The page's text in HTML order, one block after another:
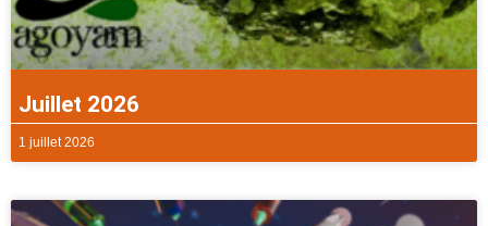
Juillet 2026
1 juillet 2026